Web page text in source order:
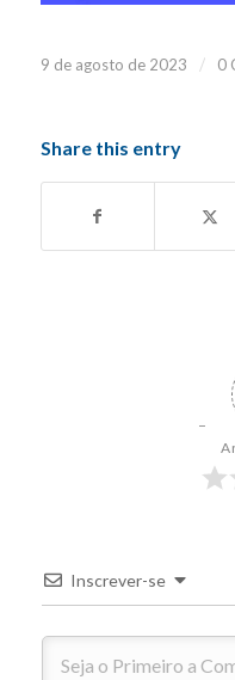
9 de agosto de 2023 / 0
Share this entry
Inscrever-se